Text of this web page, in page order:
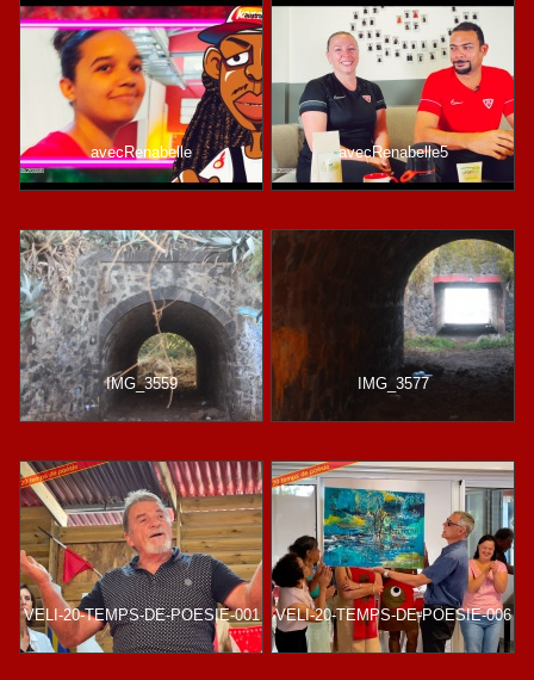
avecRenabelle avecRenabelle5
IMG_3559 IMG_3577
VELI-20-TEMPS-DE-POESIE-001 VELI-20-TEMPS-DE-POESIE-006